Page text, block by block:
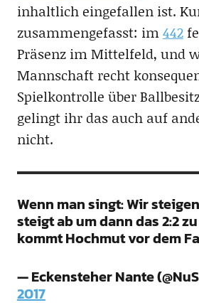
inhaltlich eingefallen ist.
zusammengefasst: im442
Präsenz im Mittelfeld, und
Mannschaft recht
Spielkontrolle über
gelingt ihr das auch auf
nicht.
Wenn man singt: Wir
steigt ab um dann das 2:2
kommt Hochmut vor dem
— Eckensteher Nante
2017